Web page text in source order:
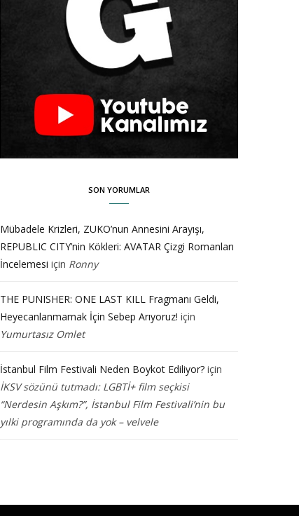
SON YORUMLAR
Mübadele Krizleri, ZUKO’nun Annesini Arayışı,
REPUBLIC CITY’nin Kökleri: AVATAR Çizgi Romanları
İncelemesi için Ronny
THE PUNISHER: ONE LAST KILL Fragmanı Geldi,
Heyecanlanmamak İçin Sebep Arıyoruz! için
Yumurtasız Omlet
İstanbul Film Festivali Neden Boykot Ediliyor? için
İKSV sözünü tutmadı: LGBTİ+ film seçkisi
“Nerdesin Aşkım?”, İstanbul Film Festivali’nin bu
yılki programında da yok – velvele